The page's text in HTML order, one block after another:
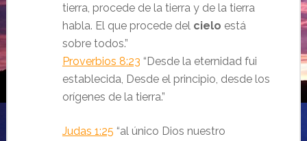
tierra, procede de la tierra y de la tierra
habla. El que procede del cielo está
sobre todos.”
Proverbios 8:23 “Desde la eternidad fui
establecida, Desde el principio, desde los
orígenes de la tierra.”
Judas 1:25 “al único Dios nuestro